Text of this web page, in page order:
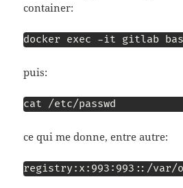
container:
docker exec -it gitlab
puis:
cat /etc/passwd
ce qui me donne, entre autre:
registry:x:993:993::/